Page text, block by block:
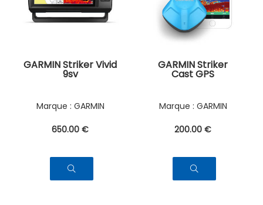
GARMIN Striker Vivid
9sv
GARMIN
650.00 €
GARMIN Striker
Cast GPS
GARMIN
200.00 €